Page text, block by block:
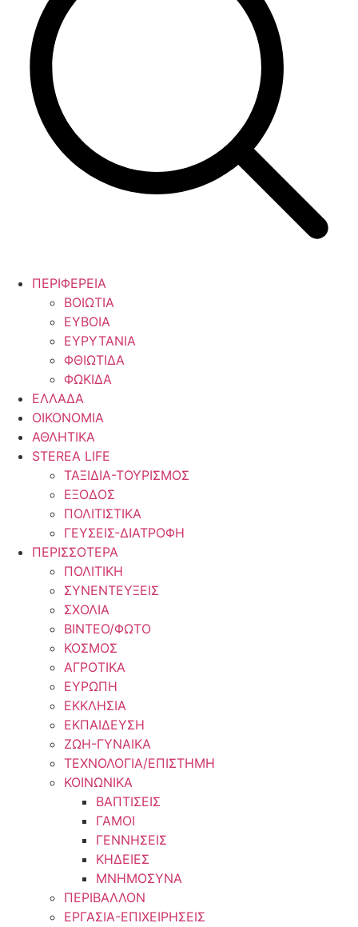
ΠΕΡΙΦΕΡΕΙΑ
ΒΟΙΩΤΙΑ
ΕΥΒΟΙΑ
ΕΥΡΥΤΑΝΙΑ
ΦΘΙΩΤΙΔΑ
ΦΩΚΙΔΑ
ΕΛΛΑΔΑ
ΟΙΚΟΝΟΜΙΑ
ΑΘΛΗΤΙΚΑ
STEREA LIFE
ΤΑΞΙΔΙΑ-ΤΟΥΡΙΣΜΟΣ
ΕΞΟΔΟΣ
ΠΟΛΙΤΙΣΤΙΚΑ
ΓΕΥΣΕΙΣ-ΔΙΑΤΡΟΦΗ
ΠΕΡΙΣΣΟΤΕΡΑ
ΠΟΛΙΤΙΚΗ
ΣΥΝΕΝΤΕΥΞΕΙΣ
ΣΧΟΛΙΑ
ΒΙΝΤΕΟ/ΦΩΤΟ
ΚΟΣΜΟΣ
ΑΓΡΟΤΙΚΑ
ΕΥΡΩΠΗ
ΕΚΚΛΗΣΙΑ
ΕΚΠΑΙΔΕΥΣΗ
ΖΩΗ-ΓΥΝΑΙΚΑ
ΤΕΧΝΟΛΟΓΙΑ/ΕΠΙΣΤΗΜΗ
ΚΟΙΝΩΝΙΚΑ
ΒΑΠΤΙΣΕΙΣ
ΓΑΜΟΙ
ΓΕΝΝΗΣΕΙΣ
ΚΗΔΕΙΕΣ
ΜΝΗΜΟΣΥΝΑ
ΠΕΡΙΒΑΛΛΟΝ
ΕΡΓΑΣΙΑ-ΕΠΙΧΕΙΡΗΣΕΙΣ